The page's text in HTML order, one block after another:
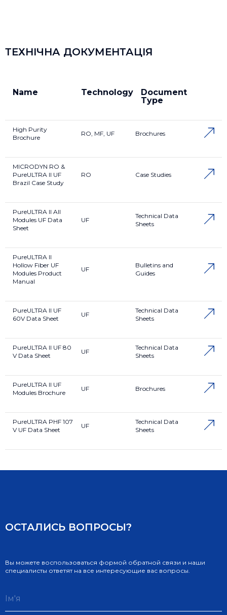
ТЕХНІЧНА ДОКУМЕНТАЦІЯ
Name Technology
Document
Type
High Purity
Brochure
RO, MF, UF Brochures
MICRODYN RO &
PureULTRA II UF
Brazil Case Study
RO Case Studies
PureULTRA II All
Modules UF Data
Sheet
UF
Technical Data
Sheets
PureULTRA II
Hollow Fiber UF
Modules Product
Manual
UF
Bulletins and
Guides
PureULTRA II UF
60V Data Sheet
UF
Technical Data
Sheets
PureULTRA II UF 80
V Data Sheet
UF
Technical Data
Sheets
PureULTRA II UF
Modules Brochure
UF Brochures
PureULTRA PHF 107
V UF Data Sheet
UF
Technical Data
Sheets
ОСТАЛИСЬ ВОПРОСЫ?
Вы можете воспользоваться формой обратной связи и наши
специалисты ответят на все интересующие вас вопросы.